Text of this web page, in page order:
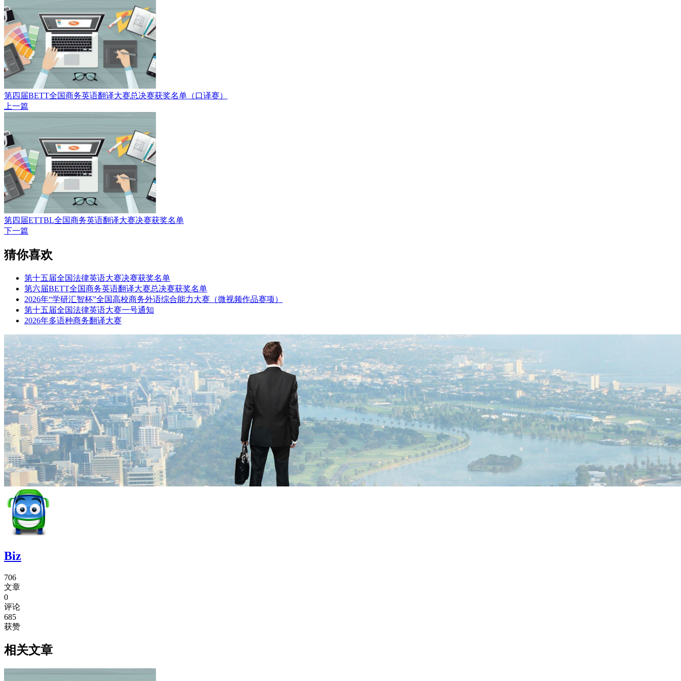
第四届BETT全国商务英语翻译大赛总决赛获奖名单（口译赛）
上一篇
第四届ETTBL全国商务英语翻译大赛决赛获奖名单
下一篇
猜你喜欢
第十五届全国法律英语大赛决赛获奖名单
第六届BETT全国商务英语翻译大赛总决赛获奖名单
2026年“学研汇智杯”全国高校商务外语综合能力大赛（微视频作品赛项）
第十五届全国法律英语大赛一号通知
2026年多语种商务翻译大赛
Biz
706
文章
0
评论
685
获赞
相关文章